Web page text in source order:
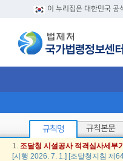
이 누리집은 대한민국 공
규칙명 규칙본문
1. 조달청 시설공사 적격심사세부
[시행 2026. 7. 1.] [조달청지침 제